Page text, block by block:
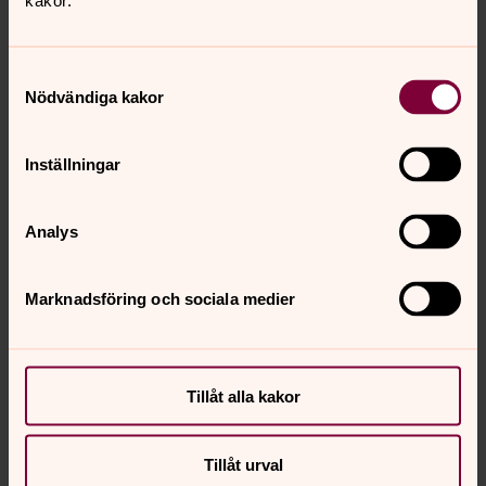
Nödvändiga kakor
Inställningar
Analys
Marknadsföring och sociala medier
Tillåt alla kakor
Tillåt urval
Parkenhäng i PARKEN och Lilla Herrestadsloppet.
Bild